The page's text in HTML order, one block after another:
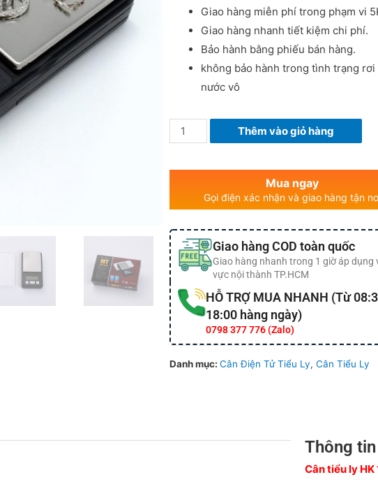
Giao hàng miễn phí trong phạm vi
Giao hàng nhanh tiết kiệm chi phí.
Bảo hành bằng phiếu bán hàng.
không bảo hành trong tình trạng rơi
nước vô
Thêm vào giỏ hàng
Mua ngay
Gọi điện xác nhận và giao hàng tận
Giao hàng COD toàn quốc
Giao hàng nhanh trong 1 giờ áp dụng
vực nội thành TP.HCM
HỖ TRỢ MUA NHANH (Từ
18:00 hàng ngày)
0798 377 776 (Zalo)
Danh mục: Cân Điện Tử Tiểu Ly, Cân Tiểu Ly
Thông
Cân tiểu ly